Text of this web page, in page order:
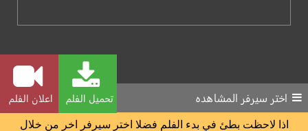
تحميل الفلم اعلان الفلم اختر سيرفر المشاهده
اذا لاحظت بطئ في بدء الفلم فضلا اختر سيرفر اخر من خلال